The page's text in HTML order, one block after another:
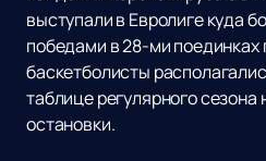
выступали в Евролиге куда
победами в 28-ми
баскетболисты
таблице регулярного сезона
остановки.